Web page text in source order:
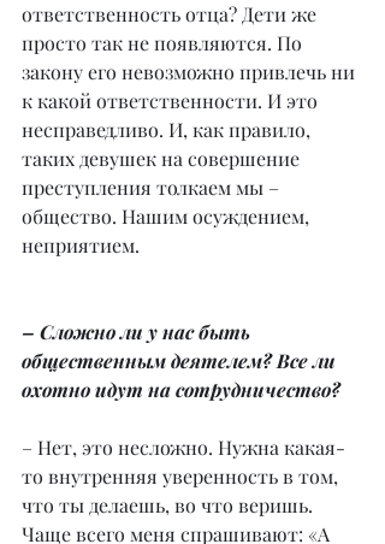
ответственность отца? Дети же
просто так не появляются. По
закону его невозможно привлечь ни
к какой ответственности. И это
несправедливо. И, как правило,
таких девушек на совершение
преступления толкаем мы –
общество. Нашим осуждением,
неприятием.
– Сложно ли у нас быть
общественным деятелем? Все ли
охотно идут на сотрудничество?
– Нет, это несложно. Нужна какая-
то внутренняя уверенность в том,
что ты делаешь, во что веришь.
Чаще всего меня спрашивают: «А